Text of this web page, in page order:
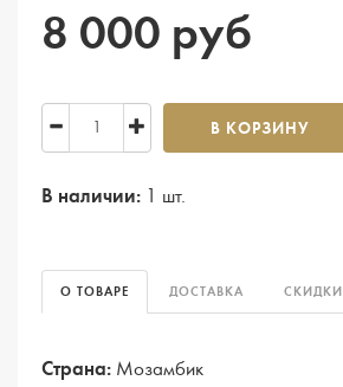
8 000 руб
В КОРЗИНУ
В наличии: 1 шт.
О ТОВАРЕ ДОСТАВКА СКИДКИ
Страна: Мозамбик